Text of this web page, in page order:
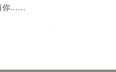
你……